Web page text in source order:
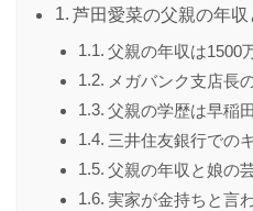
芦田愛菜の父親の年
父親の年収は1500
メガバンク支店長
父親の学歴は早稲
三井住友銀行での
父親の年収と娘の
実家が金持ちと言